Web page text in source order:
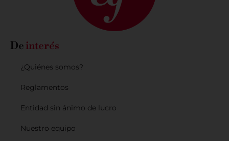
De interés
¿Quiénes somos?
Reglamentos
Entidad sin ánimo de lucro
Nuestro equipo